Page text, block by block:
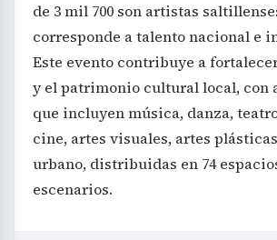
de 3 mil 700 son artistas
corresponde a talento nacional e
Este evento contribuye a
y el patrimonio cultural local, con
que incluyen música, danza,
cine, artes visuales, artes
urbano, distribuidas en 74
escenarios.